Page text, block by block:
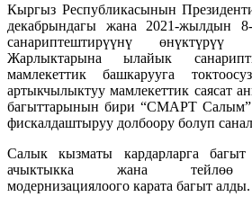
Кыргыз Республикасынын
декабрындагы жана 2021-жылдын
санариптештирүүнү өнүктүрүү
Жарлыктарына ылайык
мамлекеттик башкарууга
артыкчылыктуу мамлекеттик саясат
багыттарынын бири “СМАРТ Салым”
фискалдаштыруу долбоору болуп
Салык кызматы кардарларга
ачыктыкка жана тейлөө
модернизациялоого карата багыт алды.